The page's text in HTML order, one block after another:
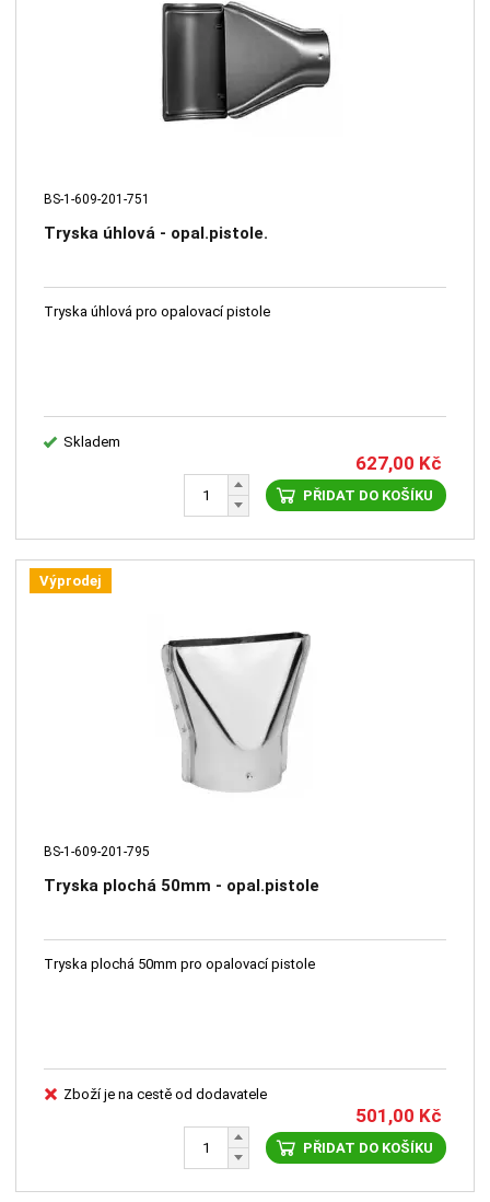
BS-1-609-201-751
Tryska úhlová - opal.pistole.
Tryska úhlová pro opalovací pistole
Skladem
627,00 Kč
PŘIDAT DO KOŠÍKU
Výprodej
BS-1-609-201-795
Tryska plochá 50mm - opal.pistole
Tryska plochá 50mm pro opalovací pistole
Zboží je na cestě od dodavatele
501,00 Kč
PŘIDAT DO KOŠÍKU